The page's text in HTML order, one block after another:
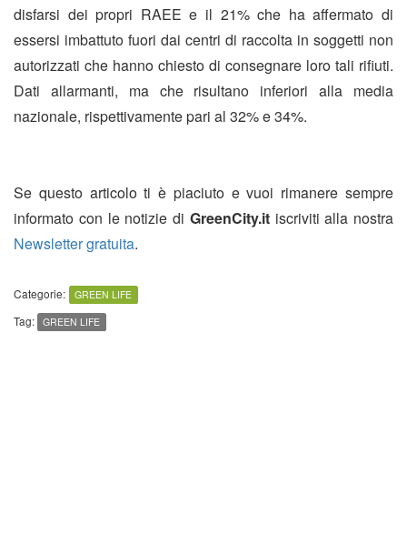
disfarsi dei propri RAEE e il 21% che ha affermato di
essersi imbattuto fuori dai centri di raccolta in soggetti non
autorizzati che hanno chiesto di consegnare loro tali rifiuti.
Dati allarmanti, ma che risultano inferiori alla media
nazionale, rispettivamente pari al 32% e 34%.
Se questo articolo ti è piaciuto e vuoi rimanere sempre
informato con le notizie di GreenCity.itiscriviti alla nostra
Newsletter gratuita.
Categorie: GREEN LIFE
Tag: GREEN LIFE